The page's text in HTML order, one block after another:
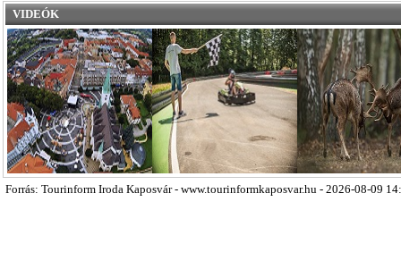
VIDEÓK
Forrás: Tourinform Iroda Kaposvár - www.tourinformkaposvar.hu - 2026-08-09